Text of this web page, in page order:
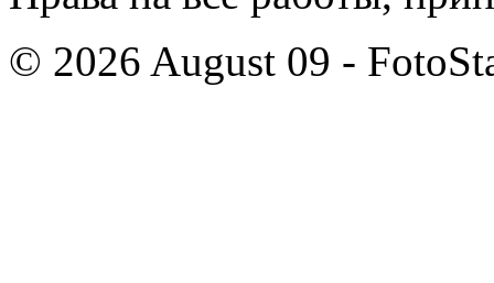
© 2026 August 09 -